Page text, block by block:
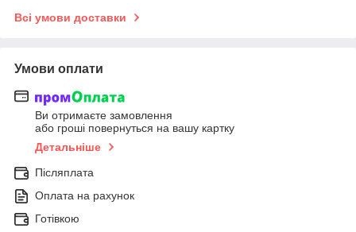
Всі умови доставки
Умови оплати
Ви отримаєте замовлення
або гроші повернуться на вашу картку
Детальніше
Післяплата
Оплата на рахунок
Готівкою